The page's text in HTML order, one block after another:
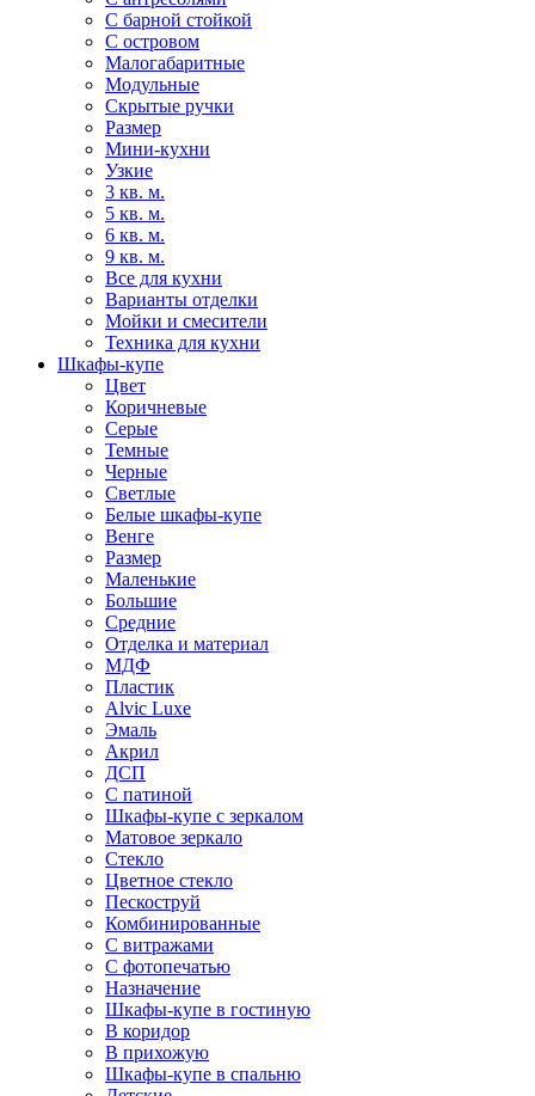
С барной стойкой
С островом
Малогабаритные
Модульные
Скрытые ручки
Размер
Мини-кухни
Узкие
3 кв. м.
5 кв. м.
6 кв. м.
9 кв. м.
Все для кухни
Варианты отделки
Мойки и смесители
Техника для кухни
Шкафы-купе
Цвет
Коричневые
Серые
Темные
Черные
Светлые
Белые шкафы-купе
Венге
Размер
Маленькие
Большие
Средние
Отделка и материал
МДФ
Пластик
Alvic Luxe
Эмаль
Акрил
ДСП
С патиной
Шкафы-купе с зеркалом
Матовое зеркало
Стекло
Цветное стекло
Пескоструй
Комбинированные
С витражами
С фотопечатью
Назначение
Шкафы-купе в гостиную
В коридор
В прихожую
Шкафы-купе в спальню